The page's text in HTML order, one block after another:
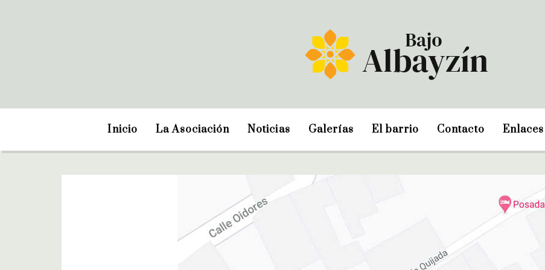
Inicio La Asociación Noticias Galerías El barrio Contacto Enlaces